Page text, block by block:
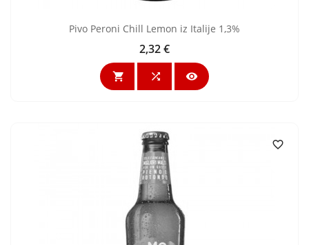
Pivo Peroni Chill Lemon iz Italije 1,3%
Cijena
2,32 €
  
